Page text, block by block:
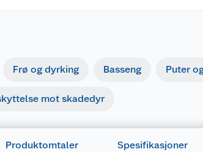
Frø og dyrking Basseng Puter
mot skadedyr
Produktomtaler Spesifikasjoner